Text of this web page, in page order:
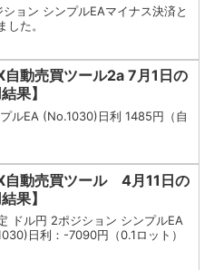
ション シンプルEAマイナス決済と
した。
自動売買ツール2a 7月1日の
果】
ルEA (No.1030)日利 1485円（自
自動売買ツール 4月11日の
果】
ドル円 2ポジション シンプルEA
日利：-7090円（0.1ロット）